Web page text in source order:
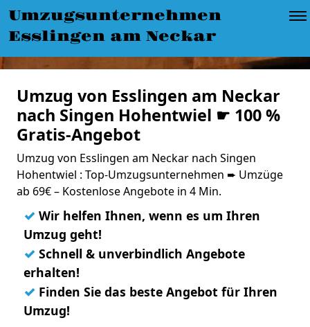
Umzugsunternehmen
Esslingen am Neckar
Umzug von Esslingen am Neckar
nach Singen Hohentwiel ☛ 100 %
Gratis-Angebot
Umzug von Esslingen am Neckar nach Singen
Hohentwiel : Top-Umzugsunternehmen ➨ Umzüge
ab 69€ – Kostenlose Angebote in 4 Min.
✓ Wir helfen Ihnen, wenn es um Ihren
Umzug geht!
✓ Schnell & unverbindlich Angebote
erhalten!
✓ Finden Sie das beste Angebot für Ihren
Umzug!